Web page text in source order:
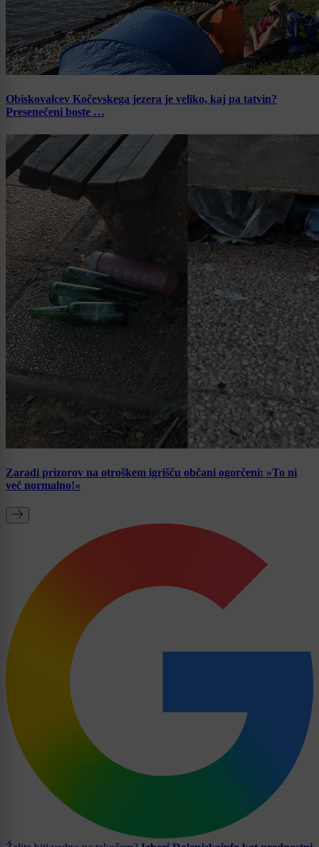
Obiskovalcev Kočevskega jezera je veliko, kaj pa tatvin?
Presenečeni boste …
Zaradi prizorov na otroškem igrišču občani ogorčeni: »To ni
več normalno!«